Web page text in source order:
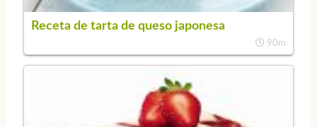
Receta de tarta de queso japonesa
90m